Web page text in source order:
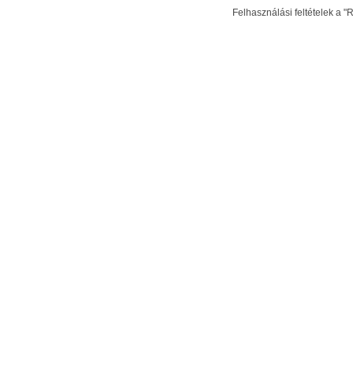
Felhasználási feltételek a